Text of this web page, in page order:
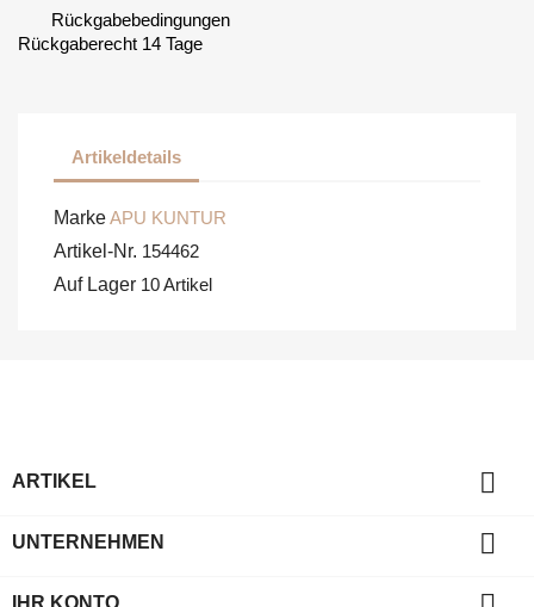
Rückgabebedingungen
Rückgaberecht 14 Tage
Artikeldetails
MarkeAPU KUNTUR
Artikel-Nr. 154462
Auf Lager 10 Artikel
ARTIKEL 
UNTERNEHMEN 
IHR KONTO